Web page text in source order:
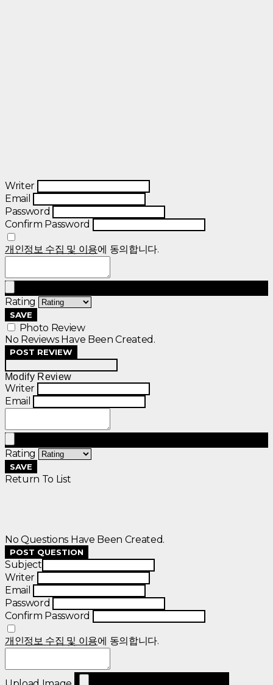
Writer
Email
Password
Confirm Password
개인정보 수집 및 이용에 동의합니다.
Rating
SAVE
Photo Review
No Reviews Have Been Created.
POST REVIEW
Modify Review
Writer
Email
Rating
SAVE
Return To List
No Questions Have Been Created.
POST QUESTION
Subject
Writer
Email
Password
Confirm Password
개인정보 수집 및 이용에 동의합니다.